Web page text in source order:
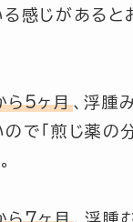
感じがあると
ら5ヶ月、浮腫
で「煎じ薬の
ら7ヶ月、浮腫